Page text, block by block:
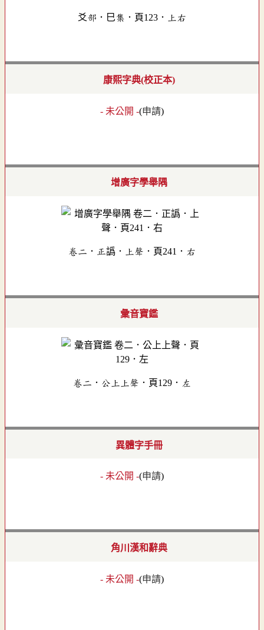
爻部．巳集．頁123．上右
康熙字典(校正本)
- 未公開 -(申請)
增廣字學舉隅
卷二．正譌．上聲．頁241．右
彙音寶鑑
卷二．公上上聲．頁129．左
異體字手冊
- 未公開 -(申請)
角川漢和辭典
- 未公開 -(申請)